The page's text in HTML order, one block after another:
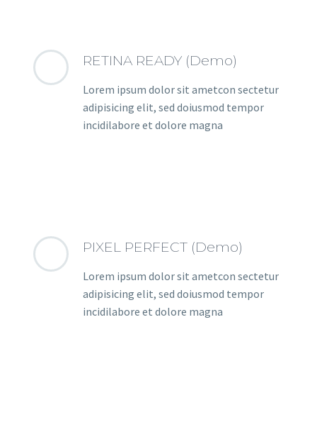
RETINA READY (Demo)
Lorem ipsum dolor sit ametcon sectetur
adipisicing elit, sed doiusmod tempor
incidilabore et dolore magna
PIXEL PERFECT (Demo)
Lorem ipsum dolor sit ametcon sectetur
adipisicing elit, sed doiusmod tempor
incidilabore et dolore magna